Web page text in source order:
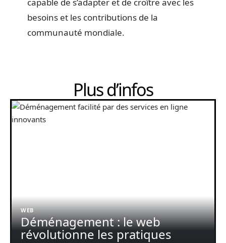
capable de s’adapter et de croître avec les
besoins et les contributions de la
communauté mondiale.
Plus d’infos
WEB
Déménagement : le web
révolutionne les pratiques